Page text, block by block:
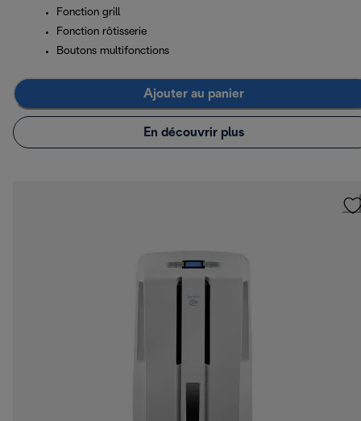
Fonction grill
Fonction rôtisserie
Boutons multifonctions
Ajouter au panier
En découvrir plus